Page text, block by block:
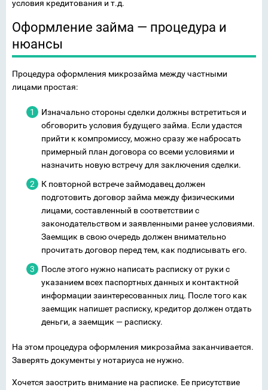
условия кредитования и т.д.
Оформление займа — процедура и
нюансы
Процедура оформления микрозайма между частными
лицами простая:
Изначально стороны сделки должны встретиться и
обговорить условия будущего займа. Если удастся
прийти к компромиссу, можно сразу же набросать
примерный план договора со всеми условиями и
назначить новую встречу для заключения сделки.
К повторной встрече займодавец должен
подготовить договор займа между физическими
лицами, составленный в соответствии с
законодательством и заявленными ранее условиями.
Заемщик в свою очередь должен внимательно
прочитать договор перед тем, как подписывать его.
После этого нужно написать расписку от руки с
указанием всех паспортных данных и контактной
информации заинтересованных лиц. После того как
заемщик напишет расписку, кредитор должен отдать
деньги, а заемщик — расписку.
На этом процедура оформления микрозайма заканчивается.
Заверять документы у нотариуса не нужно.
Хочется заострить внимание на расписке. Ее присутствие